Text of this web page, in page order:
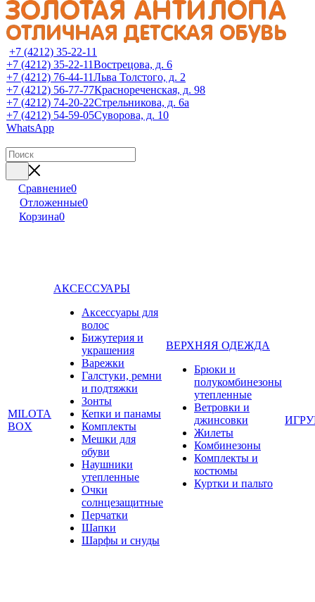
+7 (4212) 35-22-11
+7 (4212) 35-22-11Вострецова, д. 6
+7 (4212) 76-44-11Льва Толстого, д. 2
+7 (4212) 56-77-77Краснореченская, д. 98
+7 (4212) 74-20-22Стрельникова, д. 6а
+7 (4212) 54-59-05Суворова, д. 10
WhatsApp
Сравнение0
Отложенные0
Корзина0
MILOTA
BOX
АКСЕССУАРЫ
Аксессуары для
волос
Бижутерия и
украшения
Варежки
Галстуки, ремни
и подтяжки
Зонты
Кепки и панамы
Комплекты
Мешки для
обуви
Наушники
утепленные
Очки
солнцезащитные
Перчатки
Шапки
Шарфы и снуды
ВЕРХНЯЯ ОДЕЖДА
Брюки и
полукомбинезоны
утепленные
Ветровки и
джинсовки
Жилеты
Комбинезоны
Комплекты и
костюмы
Куртки и пальто